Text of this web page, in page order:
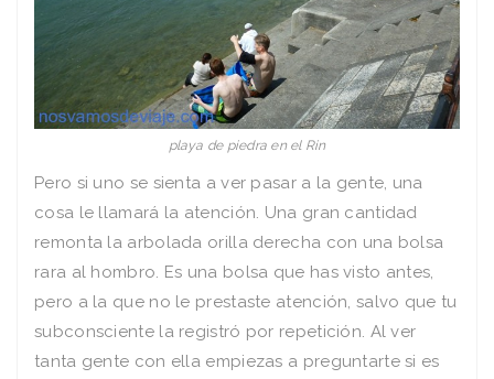
playa de piedra en el Rin
Pero si uno se sienta a ver pasar a la gente, una
cosa le llamará la atención. Una gran cantidad
remonta la arbolada orilla derecha con una bolsa
rara al hombro. Es una bolsa que has visto antes,
pero a la que no le prestaste atención, salvo que tu
subconsciente la registró por repetición. Al ver
tanta gente con ella empiezas a preguntarte si es